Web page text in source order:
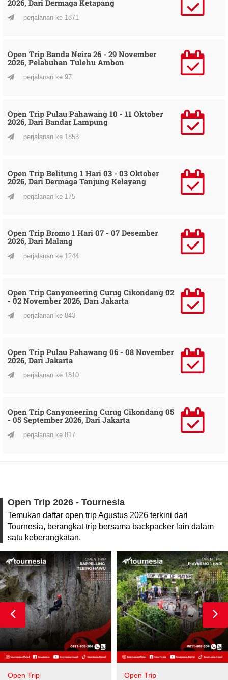
2026, Dari Dermaga Ketapang
perjalanan ke 1871
Open Trip Banda Neira 26 - 29 November
2026, Pelabuhan Tulehu Ambon
perjalanan ke 97
Open Trip Pulau Pahawang 10 - 11 Oktober
2026, Dari Bandar Lampung
perjalanan ke 1853
Open Trip Belitung 1 Hari 03 - 03 Oktober
2026, Dari Dermaga Tanjung Kelayang
perjalanan ke 175
Open Trip Bromo 1 Hari 07 - 07 Desember
2026, Dari Malang
perjalanan ke 1244
Open Trip Canyoneering Curug Cikondang 02
- 02 November 2026, Dari Jakarta
perjalanan ke 843
Open Trip Pulau Pahawang 06 - 08 November
2026, Dari Jakarta
perjalanan ke 1810
Open Trip Canyoneering Curug Cikondang 05
- 05 September 2026, Dari Jakarta
perjalanan ke 817
Open Trip 2026 - Tournesia
Temukan daftar open trip Agustus 2026 terkini dari
Tournesia, berangkat trip bersama backpacker lain dalam
satu keberangkatan.
Open Trip Open Trip